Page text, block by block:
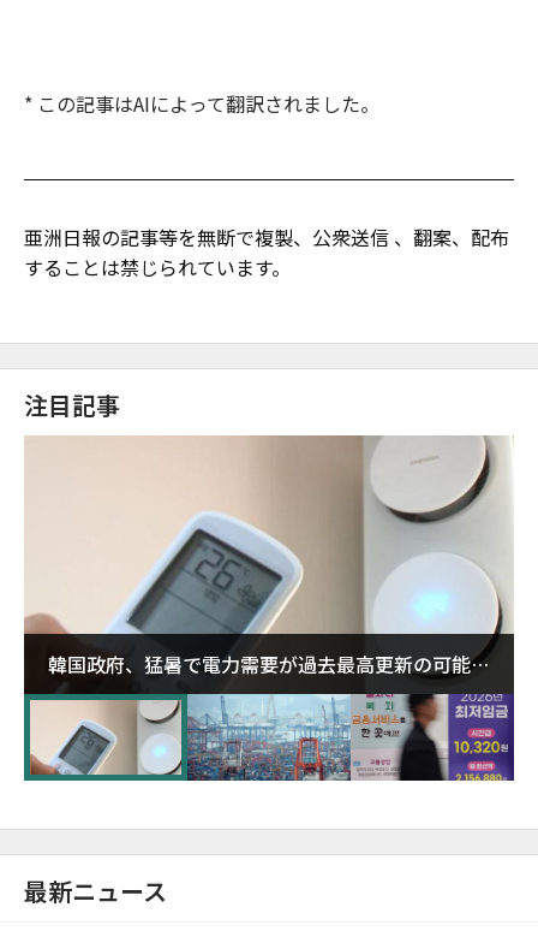
* この記事はAIによって翻訳されました。
亜洲日報の記事等を無断で複製、公衆送信 、翻案、配布
することは禁じられています。
注目記事
韓国政府、猛暑で電力需要が過去最高更新の可能性
に需給対応体制を点検
最新ニュース